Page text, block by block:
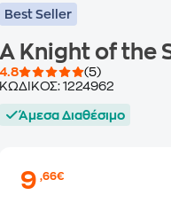
Best Seller
A Knight of the
4.8
(5)
ΚΩΔΙΚΟΣ:1224962
Άμεσα Διαθέσιμο
9,66€